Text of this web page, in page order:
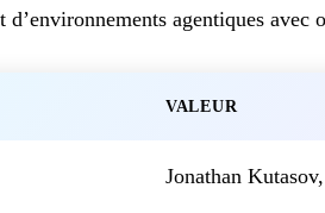
d’environnements agentiques
VALEUR
Jonathan